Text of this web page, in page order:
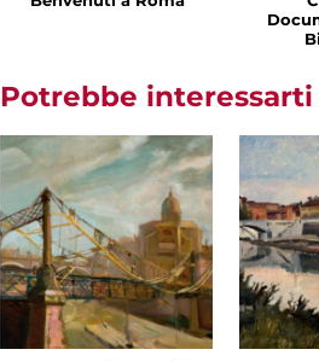
Potrebbe interessarti